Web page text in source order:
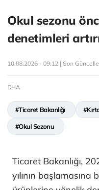
Okul sezonu
denetimleri
10.08.2026 - 09:12 | Son
DHA
#Ticaret Bakanlığı
#Okul Sezonu
Ticaret Bakanlığı,
yılının